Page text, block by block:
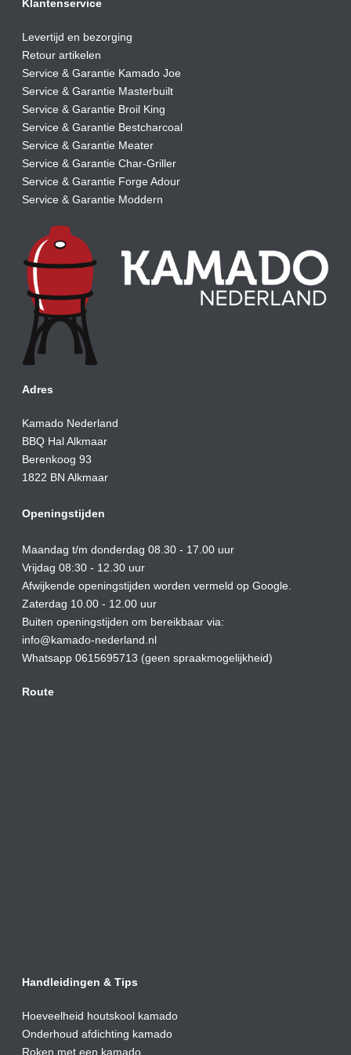
Klantenservice
Levertijd en bezorging
Retour artikelen
Service & Garantie Kamado Joe
Service & Garantie Masterbuilt
Service & Garantie Broil King
Service & Garantie Bestcharcoal
Service & Garantie Meater
Service & Garantie Char-Griller
Service & Garantie Forge Adour
Service & Garantie Moddern
Adres
Kamado Nederland
BBQ Hal Alkmaar
Berenkoog 93
1822 BN Alkmaar
Openingstijden
Maandag t/m donderdag 08.30 - 17.00 uur
Vrijdag 08:30 - 12.30 uur
Afwijkende openingstijden worden vermeld op Google.
Zaterdag 10.00 - 12.00 uur
Buiten openingstijden om bereikbaar via:
info@kamado-nederland.nl
Whatsapp 0615695713 (geen spraakmogelijkheid)
Route
Handleidingen & Tips
Hoeveelheid houtskool kamado
Onderhoud afdichting kamado
Roken met een kamado